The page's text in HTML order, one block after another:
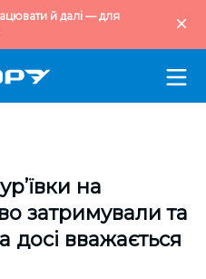
й далі — для
на
затримували та
досі вважається